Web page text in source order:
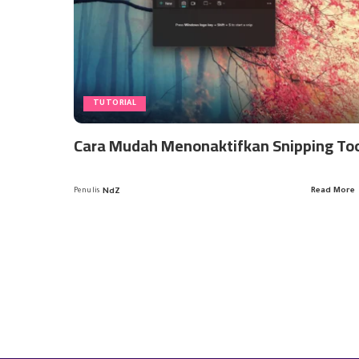
TUTORIAL
Cara Mudah Menonaktifkan Snipping
Posted
Penulis NdZ Read More